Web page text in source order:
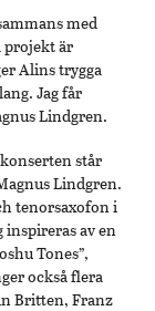
med
projekt är
Alins trygga
Jag får
Lindgren.
står
Lindgren.
tenorsaxofon i
inspireras av en
Tones”,
också flera
Britten, Franz